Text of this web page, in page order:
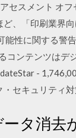
セスメント オ
、「印刷業界
性に関する警
コンテンツはデ
-
セキュリティ対
タ消去